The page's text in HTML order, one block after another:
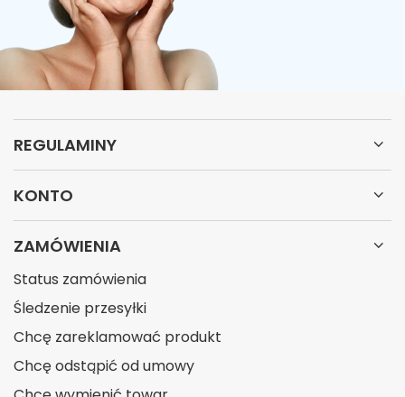
REGULAMINY
KONTO
ZAMÓWIENIA
Status zamówienia
Śledzenie przesyłki
Chcę zareklamować produkt
Chcę odstąpić od umowy